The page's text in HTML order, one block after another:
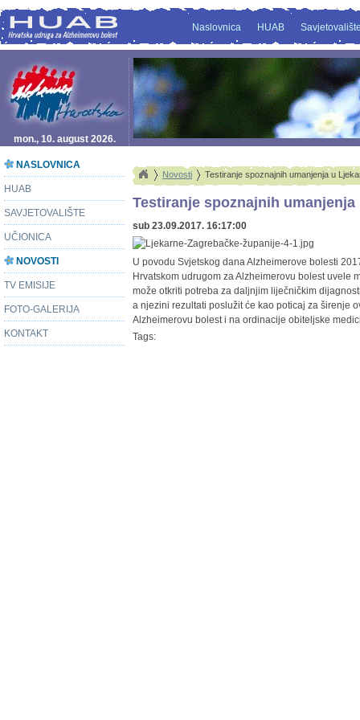
Naslovnica HUAB
mon., 10. august 2026.
NASLOVNICA
HUAB
SAVJETOVALIŠTE
UČIONICA
NOVOSTI
TV EMISIJE
FOTO-GALERIJA
KONTAKT
Novosti Testiranje spoznajnih umanjenja u
Testiranje spoznajnih
sub 23.09.2017. 16:17:00
U povodu Svjetskog dana Alzheimerove bolesti
Hrvatskom udrugom za Alzheimerovu bolest uvele
može otkriti potreba za daljnjim liječničkim
a njezini rezultati poslužit će kao poticaj za širenje
Alzheimerovu bolest i na ordinacije obiteljske
Tags: